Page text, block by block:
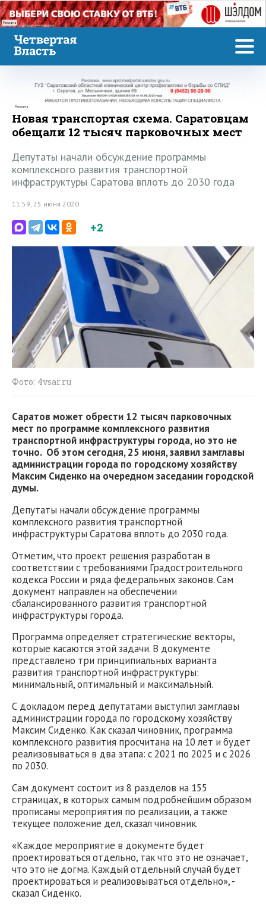
Реклама
Реклама
Новая транспортая схема. Саратовцам
обещали 12 тысяч парковочных мест
Депутаты начали обсуждение программы
комплексного развития транспортной
инфраструктуры Саратова вплоть до 2030 года
11:59, 25 июня 2020
+2
Фото: 4vsar.ru
Саратов может обрести 12 тысяч парковочных
мест по программе комплексного развития
транспортной инфраструктуры города, но это не
точно. Об этом сегодня, 25 июня, заявил замглавы
администрации города по городскому хозяйству
Максим Сиденко на очередном заседании городской
думы.
Депутаты начали обсуждение программы
комплексного развития транспортной
инфраструктуры Саратова вплоть до 2030 года.
Отметим, что проект решения разработан в
соответствии с требованиями Градостроительного
кодекса России и ряда федеральных законов. Сам
документ направлен на обеспечении
сбалансированного развития транспортной
инфраструктуры города.
Программа определяет стратегические векторы,
которые касаются этой задачи. В документе
представлено три принципиальных варианта
развития транспортной инфраструктуры:
минимальный, оптимальный и максимальный.
С докладом перед депутатами выступил замглавы
администрации города по городскому хозяйству
Максим Сиденко. Как сказал чиновник, программа
комплексного развития просчитана на 10 лет и будет
реализовываться в два этапа: с 2021 по 2025 и с 2026
по 2030.
Сам документ состоит из 8 разделов на 155
страницах, в которых самым подробнейшим образом
прописаны мероприятия по реализации, а также
текущее положение дел, сказал чиновник.
«Каждое мероприятие в документе будет
проектироваться отдельно, так что это не означает,
что это не догма. Каждый отдельный случай будет
проектироваться и реализовываться отдельно», -
сказал Сиденко.